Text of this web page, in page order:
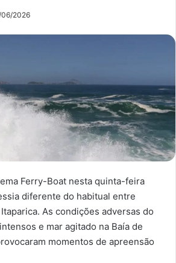
2026
Ferry-Boat nesta quinta-feira
diferente do habitual entre
As condições adversas do
e mar agitado na Baía de
momentos de apreensão